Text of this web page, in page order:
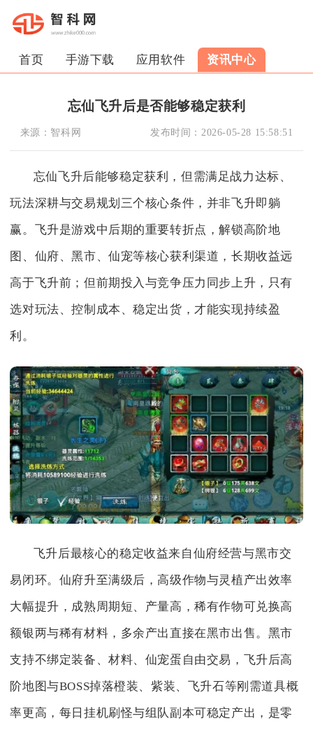
首页 手游下载 应用软件 资讯中心
忘仙飞升后是否能够稳定获利
来源： 智科网 发布时间： 2026-05-28 15:58:51
忘仙飞升后能够稳定获利，但需满足战力达标、
玩法深耕与交易规划三个核心条件，并非飞升即躺
赢。飞升是游戏中后期的重要转折点，解锁高阶地
图、仙府、黑市、仙宠等核心获利渠道，长期收益远
高于飞升前；但前期投入与竞争压力同步上升，只有
选对玩法、控制成本、稳定出货，才能实现持续盈
利。
飞升后最核心的稳定收益来自仙府经营与黑市交
易闭环。仙府升至满级后，高级作物与灵植产出效率
大幅提升，成熟周期短、产量高，稀有作物可兑换高
额银两与稀有材料，多余产出直接在黑市出售。黑市
支持不绑定装备、材料、仙宠蛋自由交易，飞升后高
阶地图与BOSS掉落橙装、紫装、飞升石等刚需道具概
率更高，每日挂机刷怪与组队副本可稳定产出，是零